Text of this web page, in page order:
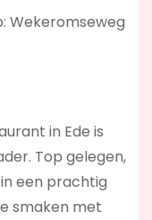
Wekeromseweg
in Ede is
Top gelegen,
een prachtig
smaken met